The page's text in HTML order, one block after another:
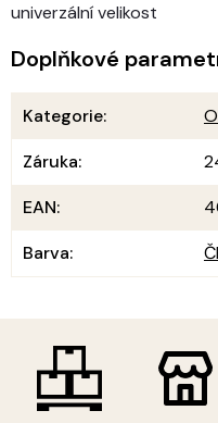
univerzální velikost
Doplňkové
Kategorie:
Záruka:
EAN:
Barva: